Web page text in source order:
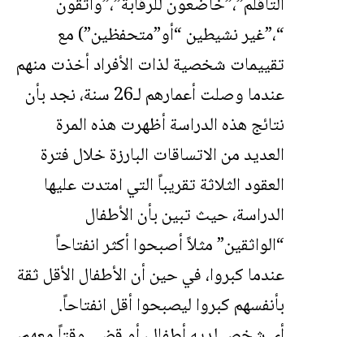
“،”غير نشيطين “أو”متحفظين”) مع
تقييمات شخصية لذات الأفراد أخذت منهم
عندما وصلت أعمارهم لـ26 سنة، نجد بأن
نتائج هذه الدراسة أظهرت هذه المرة
العديد من الاتساقات البارزة خلال فترة
العقود الثلاثة تقريباً التي امتدت عليها
الدراسة، حيث تبين بأن الأطفال
“الواثقين” مثلاً أصبحوا أكثر انفتاحاً
عندما كبروا، في حين أن الأطفال الأقل ثقة
بأنفسهم كبروا ليصبحوا أقل انفتاحاً.